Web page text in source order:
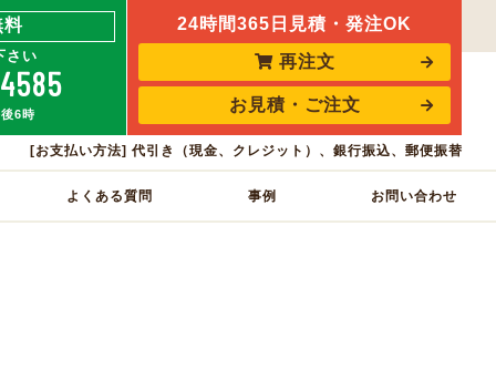
料
さい
6時
24時間365日見積・発注OK
再注文
お見積・ご注文
[お支払い方法] 代引き（現金、クレジット）、銀行振込、郵便振替
よくある質問 事例 お問い合わせ